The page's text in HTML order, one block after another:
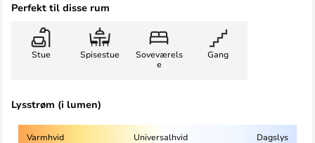
Perfekt til disse rum
Stue Spisestue
Soveværels
e
Gang
Lysstrøm (i lumen)
Varmhvid Universalhvid Dagslys